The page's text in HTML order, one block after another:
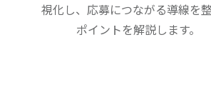
視化し、応募につながる導線を
ポイントを解説します。